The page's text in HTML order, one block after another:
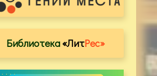
Библиотека«ЛитРес»